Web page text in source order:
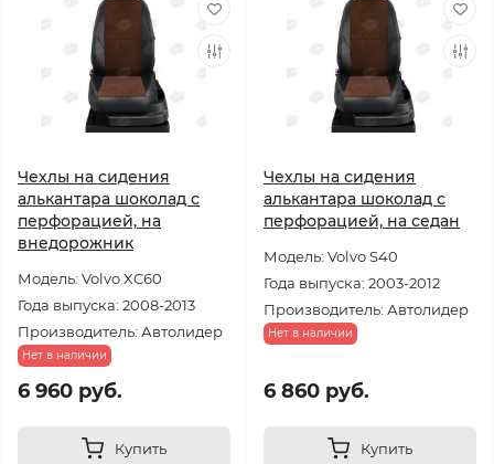
Чехлы на сидения
алькантара шоколад с
перфорацией, на
внедорожник
Модель: Volvo XC60
Года выпуска: 2008-2013
Производитель: Автолидер
Нет в наличии
6 960 руб.
Купить
Чехлы на сидения
алькантара шоколад с
перфорацией, на седан
Модель: Volvo S40
Года выпуска: 2003-2012
Производитель: Автолидер
Нет в наличии
6 860 руб.
Купить